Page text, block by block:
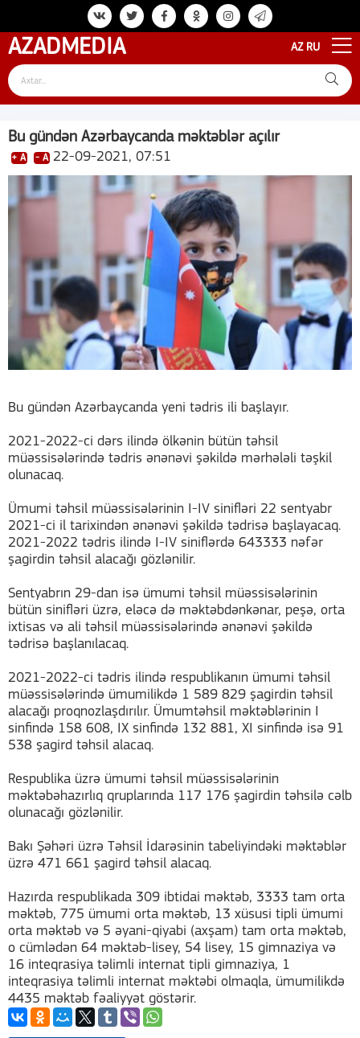
AZADMEDIA AZ RU
Bu gündən Azərbaycanda məktəblər açılır
+ A - A 22-09-2021, 07:51
Bu gündən Azərbaycanda yeni tədris ili başlayır.
2021-2022-ci dərs ilində ölkənin bütün təhsil
müəssisələrində tədris ənənəvi şəkildə mərhələli təşkil
olunacaq.
Ümumi təhsil müəssisələrinin I-IV sinifləri 22 sentyabr
2021-ci il tarixindən ənənəvi şəkildə tədrisə başlayacaq.
2021-2022 tədris ilində I-IV siniflərdə 643333 nəfər
şagirdin təhsil alacağı gözlənilir.
Sentyabrın 29-dan isə ümumi təhsil müəssisələrinin
bütün sinifləri üzrə, eləcə də məktəbdənkənar, peşə, orta
ixtisas və ali təhsil müəssisələrində ənənəvi şəkildə
tədrisə başlanılacaq.
2021-2022-ci tədris ilində respublikanın ümumi təhsil
müəssisələrində ümumilikdə 1 589 829 şagirdin təhsil
alacağı proqnozlaşdırılır. Ümumtəhsil məktəblərinin I
sinfində 158 608, IX sinfində 132 881, XI sinfində isə 91
538 şagird təhsil alacaq.
Respublika üzrə ümumi təhsil müəssisələrinin
məktəbəhazırlıq qruplarında 117 176 şagirdin təhsilə cəlb
olunacağı gözlənilir.
Bakı Şəhəri üzrə Təhsil İdarəsinin tabeliyindəki məktəblər
üzrə 471 661 şagird təhsil alacaq.
Hazırda respublikada 309 ibtidai məktəb, 3333 tam orta
məktəb, 775 ümumi orta məktəb, 13 xüsusi tipli ümumi
orta məktəb və 5 əyani-qiyabi (axşam) tam orta məktəb,
o cümlədən 64 məktəb-lisey, 54 lisey, 15 gimnaziya və
16 inteqrasiya təlimli internat tipli gimnaziya, 1
inteqrasiya təlimli internat məktəbi olmaqla, ümumilikdə
4435 məktəb fəaliyyət göstərir.